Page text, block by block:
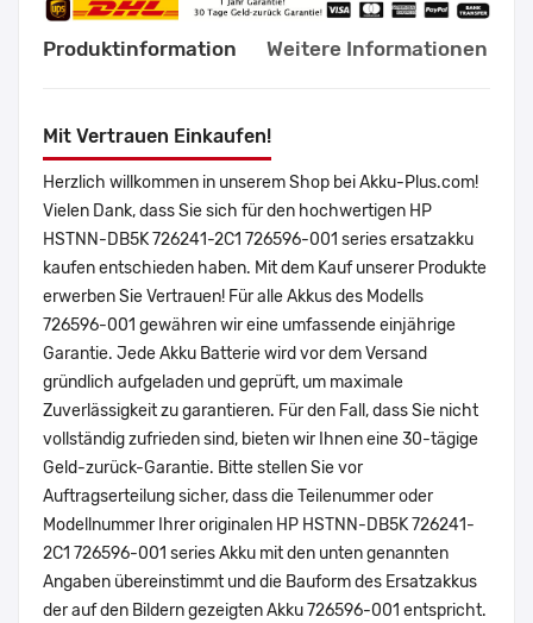
Produktinformation Weitere Informationen
Mit Vertrauen Einkaufen!
Herzlich willkommen in unserem Shop bei Akku-Plus.com!
Vielen Dank, dass Sie sich für den hochwertigen HP
HSTNN-DB5K 726241-2C1 726596-001 series ersatzakku
kaufen entschieden haben. Mit dem Kauf unserer Produkte
erwerben Sie Vertrauen! Für alle Akkus des Modells
726596-001 gewähren wir eine umfassende einjährige
Garantie. Jede Akku Batterie wird vor dem Versand
gründlich aufgeladen und geprüft, um maximale
Zuverlässigkeit zu garantieren. Für den Fall, dass Sie nicht
vollständig zufrieden sind, bieten wir Ihnen eine 30-tägige
Geld-zurück-Garantie. Bitte stellen Sie vor
Auftragserteilung sicher, dass die Teilenummer oder
Modellnummer Ihrer originalen HP HSTNN-DB5K 726241-
2C1 726596-001 series Akku mit den unten genannten
Angaben übereinstimmt und die Bauform des Ersatzakkus
der auf den Bildern gezeigten Akku 726596-001 entspricht.